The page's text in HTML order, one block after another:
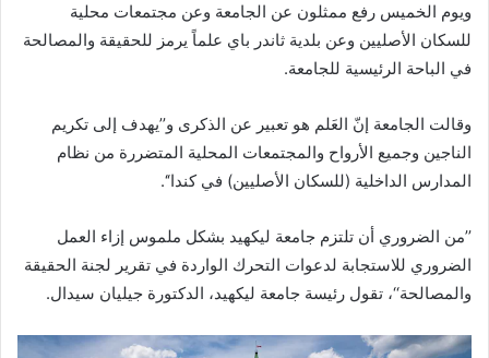
ويوم الخميس رفع ممثلون عن الجامعة وعن مجتمعات محلية
للسكان الأصليين وعن بلدية ثاندر باي علماً يرمز للحقيقة والمصالحة
في الباحة الرئيسية للجامعة.
وقالت الجامعة إنّ العَلم هو تعبير عن الذكرى و’’يهدف إلى تكريم
الناجين وجميع الأرواح والمجتمعات المحلية المتضررة من نظام
المدارس الداخلية (للسكان الأصليين) في كندا‘‘.
’’من الضروري أن تلتزم جامعة ليكهيد بشكل ملموس إزاء العمل
الضروري للاستجابة لدعوات التحرك الواردة في تقرير لجنة الحقيقة
والمصالحة‘‘، تقول رئيسة جامعة ليكهيد، الدكتورة جيليان سيدال.